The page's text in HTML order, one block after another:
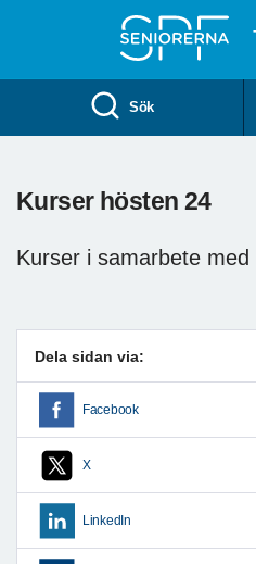
Sök
Kurser hösten 24
Kurser i samarbete med
Dela sidan via:
Facebook
X
LinkedIn